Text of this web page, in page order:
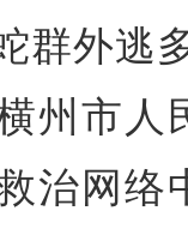
群外逃
州市
治网络